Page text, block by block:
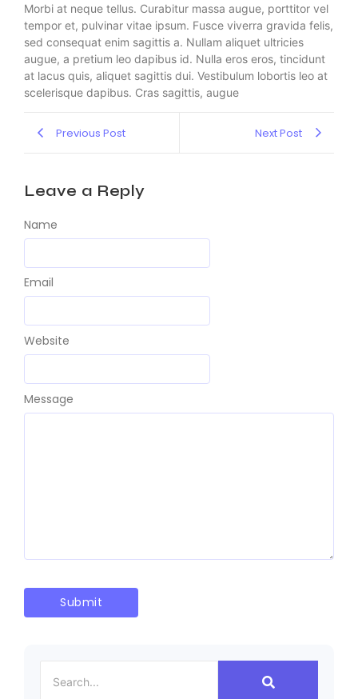
Morbi at neque tellus. Curabitur massa augue, porttitor vel
tempor et, pulvinar vitae ipsum. Fusce viverra gravida felis,
sed consequat enim sagittis a. Nullam aliquet ultricies
augue, a pretium leo dapibus id. Nulla eros eros, tincidunt
at lacus quis, aliquet sagittis dui. Vestibulum lobortis leo at
scelerisque dapibus. Cras sagittis, augue
Previous Post Next Post
Leave a Reply
Message
Name
Email
Website